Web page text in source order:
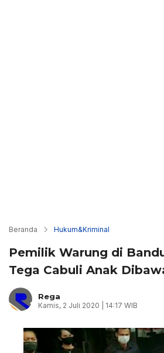
Beranda Hukum&Kriminal
Pemilik Warung di
Tega Cabuli Anak
Rega
Kamis, 2 Juli 2020 | 14:17 WIB